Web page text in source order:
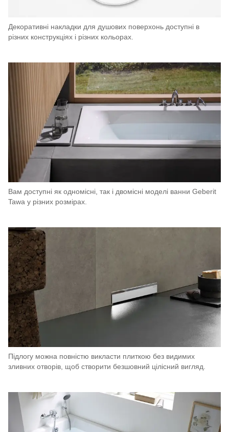
Декоративні накладки для душових поверхонь доступні в
різних конструкціях і різних кольорах.
Вам доступні як одномісні, так і двомісні моделі ванни Geberit
Tawa у різних розмірах.
Підлогу можна повністю викласти плиткою без видимих
зливних отворів, щоб створити безшовний цілісний вигляд.